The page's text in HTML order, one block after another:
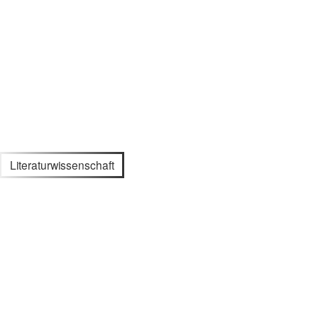
Literaturwissenschaft